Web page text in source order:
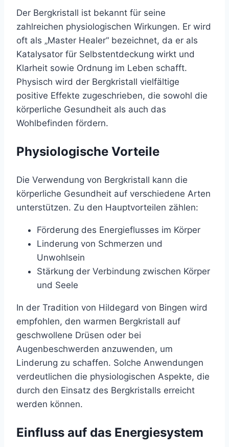
Der Bergkristall ist bekannt für seine
zahlreichen physiologischen Wirkungen. Er wird
oft als „Master Healer“ bezeichnet, da er als
Katalysator für Selbstentdeckung wirkt und
Klarheit sowie Ordnung im Leben schafft.
Physisch wird der Bergkristall vielfältige
positive Effekte zugeschrieben, die sowohl die
körperliche Gesundheit als auch das
Wohlbefinden fördern.
Physiologische Vorteile
Die Verwendung von Bergkristall kann die
körperliche Gesundheit auf verschiedene Arten
unterstützen. Zu den Hauptvorteilen zählen:
Förderung des Energieflusses im Körper
Linderung von Schmerzen und
Unwohlsein
Stärkung der Verbindung zwischen Körper
und Seele
In der Tradition von Hildegard von Bingen wird
empfohlen, den warmen Bergkristall auf
geschwollene Drüsen oder bei
Augenbeschwerden anzuwenden, um
Linderung zu schaffen. Solche Anwendungen
verdeutlichen die physiologischen Aspekte, die
durch den Einsatz des Bergkristalls erreicht
werden können.
Einfluss auf das Energiesystem